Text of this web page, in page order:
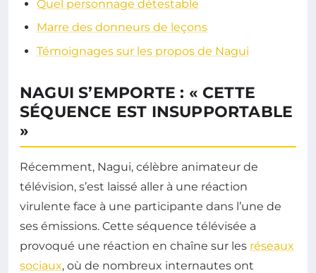
Quel personnage détestable
Marre des donneurs de leçons
Témoignages sur les propos de Nagui
NAGUI S’EMPORTE : « CETTE
SÉQUENCE EST INSUPPORTABLE
»
Récemment, Nagui, célèbre animateur de
télévision, s’est laissé aller à une réaction
virulente face à une participante dans l’une de
ses émissions. Cette séquence télévisée a
provoqué une réaction en chaîne sur les réseaux
sociaux, où de nombreux internautes ont